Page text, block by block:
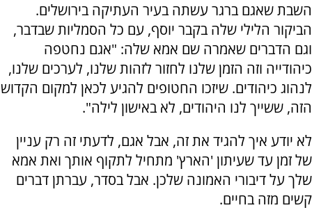
השבת שאגם ברגר עשתה בעיר העתיקה בירושלים.
הביקור הלילי שלה בקבר יוסף, עם כל הסמליות שבדבר,
וגם הדברים שאמרה שם אמא שלה: "אגם נחטפה
כיהודייה וזה הזמן שלנו לחזור לזהות שלנו, לערכים שלנו,
לנהוג כיהודים. שיזכו החטופים להגיע לכאן למקום הקדוש
הזה, ששייך לנו היהודים, לא באישון לילה".
לא יודע איך להגיד את זה, אבל אגם, לדעתי זה רק עניין
של זמן עד שעיתון 'הארץ' מתחיל לתקוף אותך ואת אמא
שלך על דיבורי האמונה שלכן. אבל בסדר, עברתן דברים
קשים מזה בחיים.